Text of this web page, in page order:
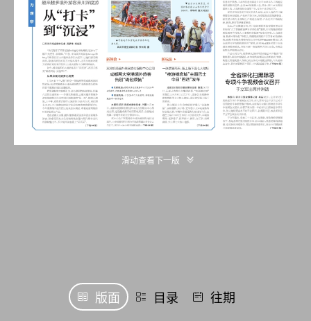
滑动查看下一版
版面 目录 往期